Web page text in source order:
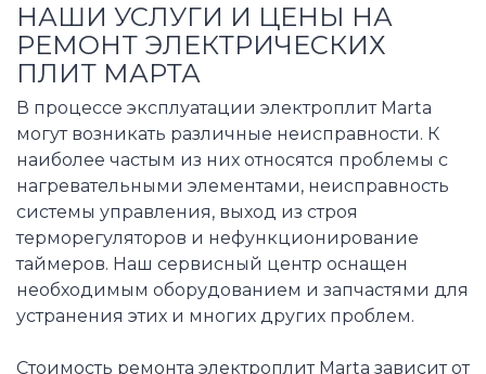
НАШИ УСЛУГИ И ЦЕНЫ НА
РЕМОНТ ЭЛЕКТРИЧЕСКИХ
ПЛИТ МАРТА
В процессе эксплуатации электроплит Marta
могут возникать различные неисправности. К
наиболее частым из них относятся проблемы с
нагревательными элементами, неисправность
системы управления, выход из строя
терморегуляторов и нефункционирование
таймеров. Наш сервисный центр оснащен
необходимым оборудованием и запчастями для
устранения этих и многих других проблем.
Стоимость ремонта электроплит Marta зависит от